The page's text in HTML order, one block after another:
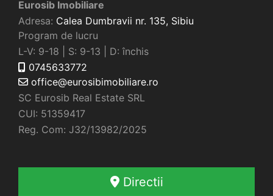
Eurosib Imobiliare
Adresa: Calea Dumbravii nr. 135, Sibiu
Program de lucru
L-V: 9-18 | S: 9-13 | D: închis
0745633772
office@eurosibimobiliare.ro
SC Eurosib Real Estate SRL
CUI: 51359417
Reg. Com: J32/13982/2025
Directii